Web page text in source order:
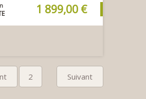
1 899,00 €
2 Suivant